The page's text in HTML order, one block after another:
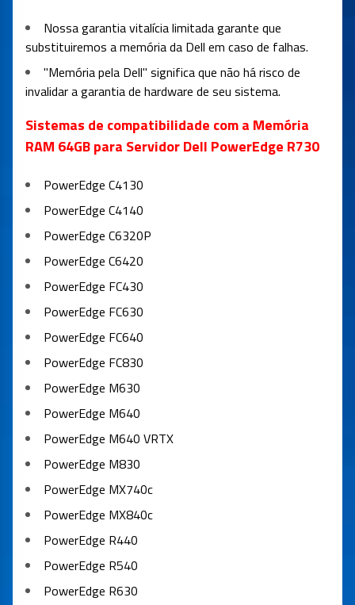
Nossa garantia vitalícia limitada garante que
substituiremos a memória da Dell em caso de falhas.
"Memória pela Dell" significa que não há risco de
invalidar a garantia de hardware de seu sistema.
Sistemas de compatibilidade com a Memória
RAM 64GB para Servidor Dell PowerEdge R730
PowerEdge C4130
PowerEdge C4140
PowerEdge C6320P
PowerEdge C6420
PowerEdge FC430
PowerEdge FC630
PowerEdge FC640
PowerEdge FC830
PowerEdge M630
PowerEdge M640
PowerEdge M640 VRTX
PowerEdge M830
PowerEdge MX740c
PowerEdge MX840c
PowerEdge R440
PowerEdge R540
PowerEdge R630